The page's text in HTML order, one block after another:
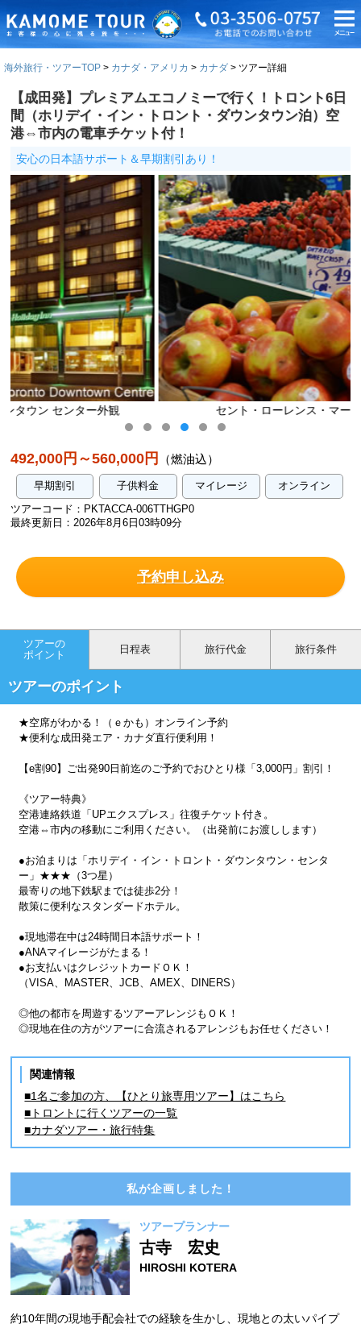
海外旅行・ツアーTOP カナダ・アメリカ カナダ ツアー詳細
【成田発】プレミアムエコノミーで行く！トロント6日
間（ホリデイ・イン・トロント・ダウンタウン泊）空
港⇔市内の電車チケット付！
安心の日本語サポート＆早期割引あり！
セント・ローレンス・マーケット/イメージ
492,000円～560,000円 （燃油込）
早期割引 子供料金 マイレージ
オンライン
ツアーコード：PKTACCA-006TTHGP0
最終更新日：2026年8月6日03時09分
予約申し込み
ツアーの
ポイント
日程表 旅行代金 旅行条件
ツアーのポイント
★空席がわかる！（ｅかも）オンライン予約
★便利な成田発エア・カナダ直行便利用！
【e割90】ご出発90日前迄のご予約でおひとり様「3,000円」割引！
《ツアー特典》
空港連絡鉄道「UPエクスプレス」往復チケット付き。
空港⇔市内の移動にご利用ください。（出発前にお渡しします）
●お泊まりは「ホリデイ・イン・トロント・ダウンタウン・センタ
ー」★★★（3つ星）
最寄りの地下鉄駅までは徒歩2分！
散策に便利なスタンダードホテル。
●現地滞在中は24時間日本語サポート！
●ANAマイレージがたまる！
●お支払いはクレジットカードＯＫ！
（VISA、MASTER、JCB、AMEX、DINERS）
◎他の都市を周遊するツアーアレンジもＯＫ！
◎現地在住の方がツアーに合流されるアレンジもお任せください！
関連情報
■1名ご参加の方、【ひとり旅専用ツアー】はこちら
■トロントに行くツアーの一覧
■カナダツアー・旅行特集
私が企画しました！
ツアープランナー
古寺 宏史
HIROSHI KOTERA
約10年間の現地手配会社での経験を生かし、現地との太いパイプ